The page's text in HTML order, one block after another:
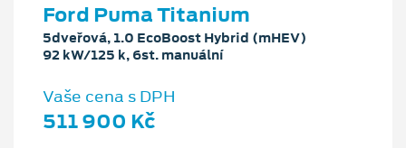
Ford Puma Titanium
5dveřová, 1.0 EcoBoost Hybrid (mHEV)
92 kW/125 k, 6st. manuální
Vaše cena s DPH
511 900 Kč